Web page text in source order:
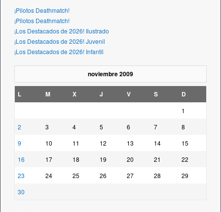
¡Pilotos Deathmatch!
¡Pilotos Deathmatch!
¡Los Destacados de 2026! Ilustrado
¡Los Destacados de 2026! Juvenil
¡Los Destacados de 2026! Infantil
noviembre 2009
L M X J V S D
1
2
3 4 5 6 7
8
9
10 11 12 13 14
15
16
17 18 19 20 21
22
23
24 25 26 27 28
29
30